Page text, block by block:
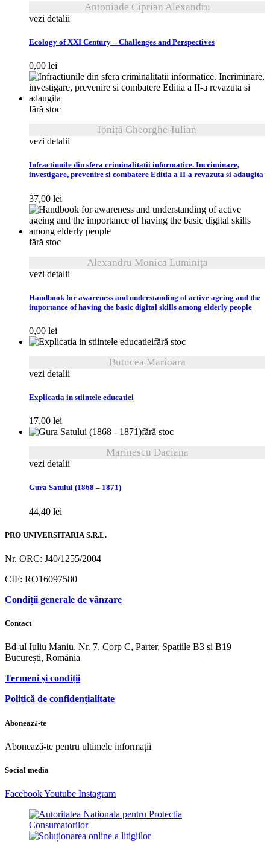
Antoniade Ciprian Alexandru
vezi detalii
Ecology of XXI Century – Challenges and Perspectives
0,00 lei
fără stoc
Ioniță Gheorghe-Iulian
vezi detalii
Infractiunile din sfera criminalitatii informatice. Incriminare,
investigare, prevenire si combatere Editia a II-a revazuta si adaugita
37,00 lei
fără stoc
Alexandru Monica Luminița
vezi detalii
Handbook for awareness and understanding of active ageing and the
importance of having the basic digital skills among elderly people
0,00 lei
fără stoc
Butucea Marioara
vezi detalii
Explicatia in stiintele educatiei
17,00 lei
fără stoc
Marinescu Daciana
vezi detalii
Gura Satului (1868 – 1871)
44,40 lei
PRO UNIVERSITARIA S.R.L.
Nr. ORC: J40/1255/2004
CIF: RO16097580
Condiții generale de vânzare
Contact
Bd-ul Iuliu Maniu, Nr. 7, Corp C, Parter, Spațiile B3 și B19
București, România
Termeni și condiții
Politică de confidențialitate
Abonează-te
Abonează-te pentru ultimele informații
Social media
FacebookYoutube Instagram